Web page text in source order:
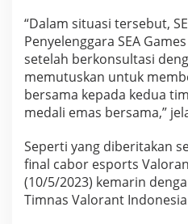
m
a
s
V
a
l
o
a
n
t
“Dalam situasi tersebut,
Penyelenggara SEA
setelah berkonsultasi
memutuskan untuk
bersama kepada kedua
medali emas bersama,”
Seperti yang diberitakan
final cabor esports
(10/5/2023) kemarin
Timnas Valorant